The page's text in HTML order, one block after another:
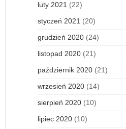
luty 2021 (22)
styczeń 2021 (20)
grudzień 2020 (24)
listopad 2020 (21)
październik 2020 (21)
wrzesień 2020 (14)
sierpień 2020 (10)
lipiec 2020 (10)